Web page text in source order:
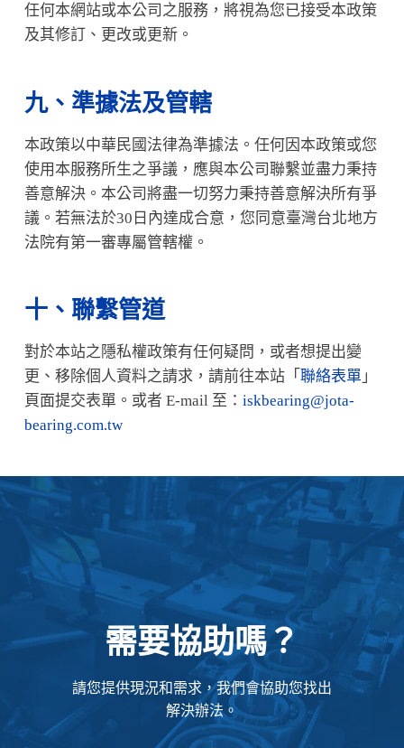
任何本網站或本公司之服務，將視為您已接受本政策
及其修訂、更改或更新。
九、準據法及管轄
本政策以中華民國法律為準據法。任何因本政策或您
使用本服務所生之爭議，應與本公司聯繫並盡力秉持
善意解決。本公司將盡一切努力秉持善意解決所有爭
議。若無法於30日內達成合意，您同意臺灣台北地方
法院有第一審專屬管轄權。
十、聯繫管道
對於本站之隱私權政策有任何疑問，或者想提出變
更、移除個人資料之請求，請前往本站「 聯絡表單 」
頁面提交表單。或者 E-mail 至： iskbearing@jota-
bearing.com.tw
需要協助嗎？
請您提供現況和需求，我們會協助您找出
解決辦法。